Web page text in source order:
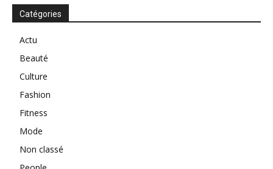
Catégories
Actu
Beauté
Culture
Fashion
Fitness
Mode
Non classé